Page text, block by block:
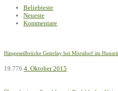
Beliebteste
Neueste
Kommentare
Hängeseilbrücke Geierlay bei Mörsdorf im
19.776 4. Oktober 2015